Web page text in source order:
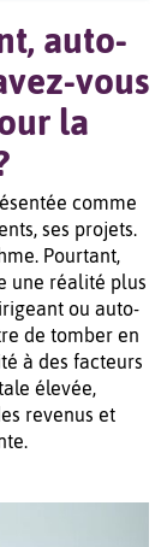
auto-
vous
la
comme
ses projets.
Pourtant,
une réalité plus
ou auto-
de tomber en
à des facteurs
élevée,
revenus et